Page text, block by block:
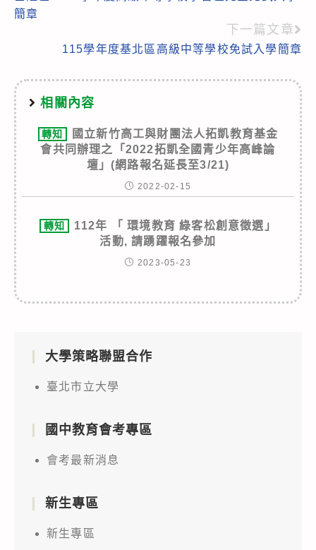
簡章
下一篇文章
115學年度基北區高級中等學校免試入學簡章
相關內容
轉知
國立新竹高工與財團法人拓凱教育基金
會共同辦理之「2022拓凱全國青少年高峰論
壇」(網路報名延長至3/21)
2022-02-15
轉知
112年 「 環境教育 綠客松創意徵選」
活動, 請踴躍報名參加
2023-05-23
大學策略聯盟合作
臺北市立大學
國中教育會考專區
會考最新消息
新生專區
新生專區